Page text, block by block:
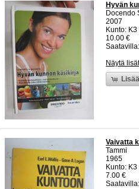
Hyvän
Docendo
2007
Kunto:
10.00 €
Näytä
Vaivatta
Tammi
1965
Kunto:
7.00 €